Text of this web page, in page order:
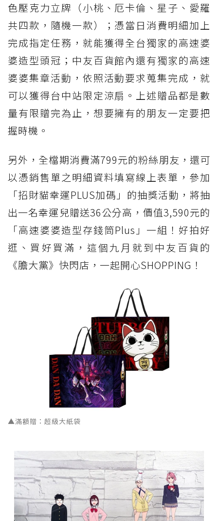
色壓克力立牌（小桃、厄卡倫、星子、愛羅
共四款，隨機一款）；憑當日消費明細加上
完成指定任務，就能獲得全台獨家的高速婆
婆造型頭冠；中友百貨館內還有獨家的高速
婆婆集章活動，依照活動要求蒐集完成，就
可以獲得台中站限定涼扇。上述贈品都是數
量有限贈完為止，想要擁有的朋友一定要把
握時機。
另外，全檔期消費滿799元的粉絲朋友，還可
以憑銷售單之明細資料填寫線上表單，參加
「招財貓幸運PLUS加碼」的抽獎活動，將抽
出一名幸運兒贈送36公分高，價值3,590元的
「高速婆婆造型存錢筒Plus」一組！好拍好
逛、買好買滿，這個九月就到中友百貨的
《膽大黨》快閃店，一起開心SHOPPING！
▲滿額贈：超級大紙袋